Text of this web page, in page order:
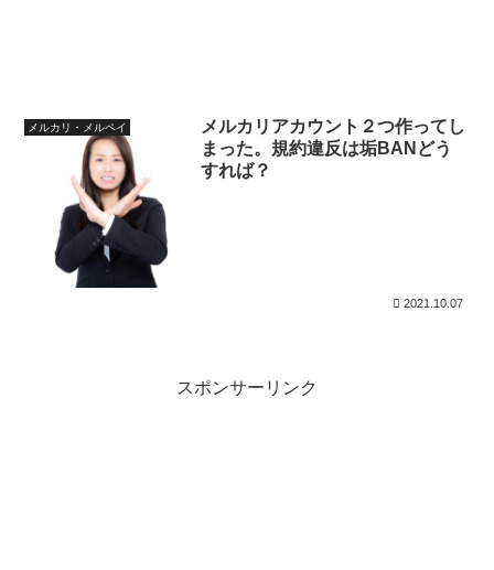
メルカリ・メルペイ
メルカリアカウント２つ作ってし
まった。規約違反は垢BANどう
すれば？
2021.10.07
スポンサーリンク